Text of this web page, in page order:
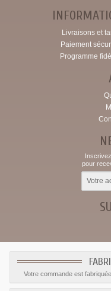
Livraisons et
Paiement
Programme
pour
Votre commande est